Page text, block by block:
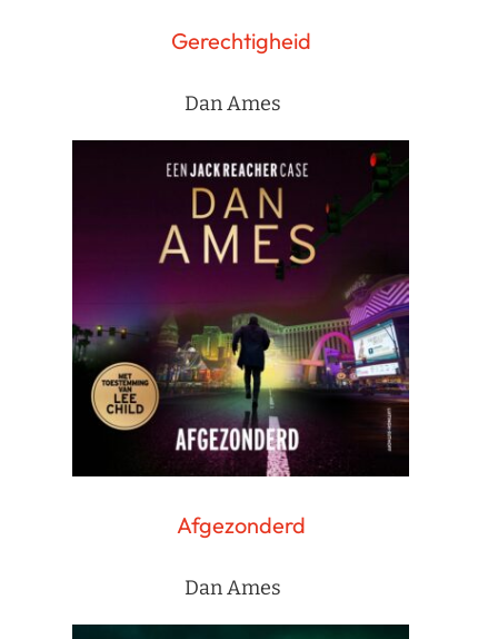
Gerechtigheid
Dan Ames
Afgezonderd
Dan Ames